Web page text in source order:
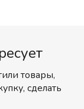
товары,
сделать